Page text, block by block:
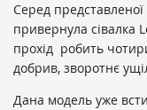
Серед представленої
привернула сівалка
прохід робить
добрив, зворотнє
Дана модель уже